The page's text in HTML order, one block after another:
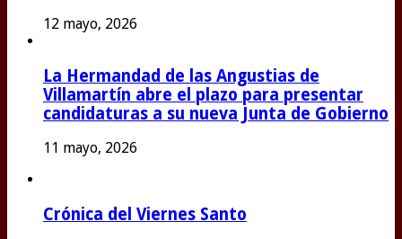
12 mayo, 2026
La Hermandad de las Angustias de
Villamartín abre el plazo para presentar
candidaturas a su nueva Junta de Gobierno
11 mayo, 2026
Crónica del Viernes Santo